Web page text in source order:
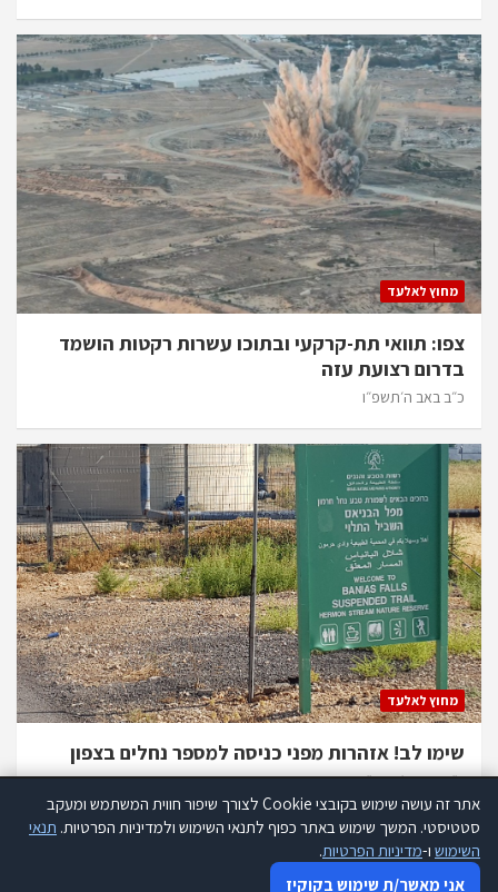
מחוץ לאלעד
צפו: תוואי תת-קרקעי ובתוכו עשרות רקטות הושמד
בדרום רצועת עזה
כ״ב באב ה׳תשפ״ו
מחוץ לאלעד
שימו לב! אזהרות מפני כניסה למספר נחלים בצפון
כ״ב באב ה׳תשפ״ו
כל הזכויות שמורות להנהלת אתר 280 |
אתר זה עושה שימוש בקובצי Cookie לצורך שיפור חווית המשתמש ומעקב
סטטיסטי. המשך שימוש באתר כפוף לתנאי השימוש ולמדיניות הפרטיות. תנאי
השימוש ו-מדיניות הפרטיות.
אני מאשר/ת שימוש בקוקיז
אתר זה עושה שימוש בקוקיז לצורך שיפור חווית המשתמש ומעקב סטטיסטי.
קרא עוד
אני מאשר שימוש בקוקיז